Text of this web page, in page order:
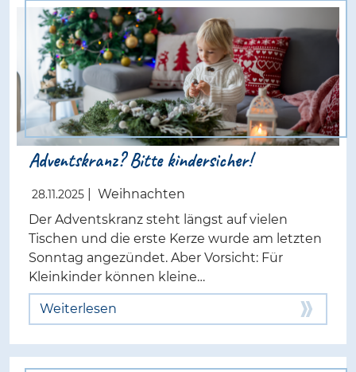
Adventskranz? Bitte kindersicher!
28.11.2025
Weihnachten
Der Adventskranz steht längst auf vielen
Tischen und die erste Kerze wurde am letzten
Sonntag angezündet. Aber Vorsicht: Für
Kleinkinder können kleine…
Weiterlesen